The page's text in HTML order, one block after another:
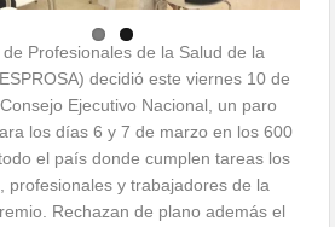
Profesionales de la Salud de la
decidió este viernes 10 de
Ejecutivo Nacional, un paro
los días 6 y 7 de marzo en los 600
el país donde cumplen tareas los
profesionales y trabajadores de la
Rechazan de plano además el